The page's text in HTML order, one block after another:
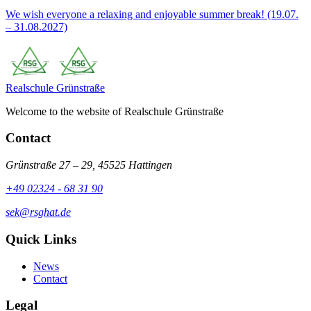
We wish everyone a relaxing and enjoyable summer break! (19.07.
– 31.08.2027)
Realschule Grünstraße
Welcome to the website of Realschule Grünstraße
Contact
Grünstraße 27 – 29, 45525 Hattingen
+49 02324 - 68 31 90
sek@rsghat.de
Quick Links
News
Contact
Legal